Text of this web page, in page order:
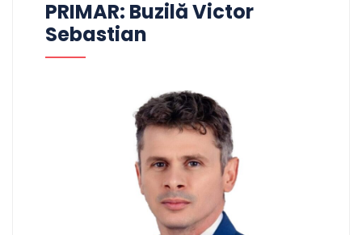
PRIMAR: Buzilă Victor
Sebastian